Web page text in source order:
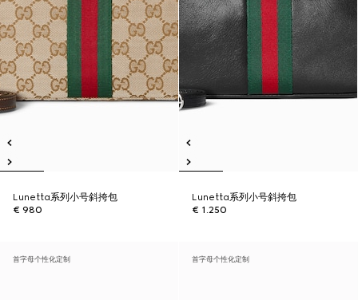
Lunetta系列小号斜挎包
€ 980
Lunetta系列小号斜挎包
€ 1.250
首字母个性化定制 首字母个性化定制